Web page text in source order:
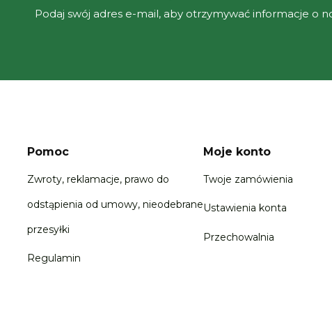
Podaj swój adres e-mail, aby otrzymywać informacje o
Pomoc
Zwroty, reklamacje, prawo do
odstąpienia od umowy, nieodebrane
przesyłki
Regulamin
Moje konto
Twoje zamówienia
Ustawienia konta
Przechowalnia